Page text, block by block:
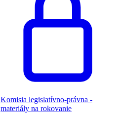
Komisia legislatívno-právna -
materiály na rokovanie